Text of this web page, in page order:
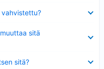
sitä
sitä?